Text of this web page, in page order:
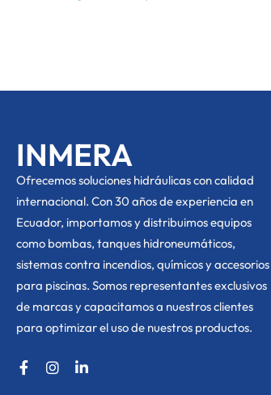
INMERA
Ofrecemos soluciones hidráulicas con calidad
internacional. Con 30 años de experiencia en
Ecuador, importamos y distribuimos equipos
como bombas, tanques hidroneumáticos,
sistemas contra incendios, químicos y accesorios
para piscinas. Somos representantes exclusivos
de marcas y capacitamos a nuestros clientes
para optimizar el uso de nuestros productos.
F
a
I
n
L